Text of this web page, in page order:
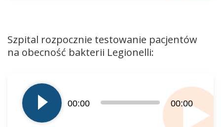
Szpital rozpocznie testowanie pacjentów
na obecność bakterii Legionelli:
plików
dźwiękowych
00:00 00:00